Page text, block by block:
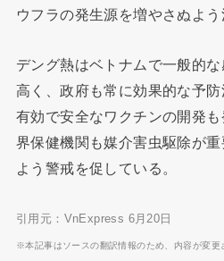
ウフラの発生源を増やさぬよう
デング熱はベトナムで一般的
高く、政府も常に効果的な予防
有効で安全なワクチンの開発
界保健機関も媒介害虫駆除が
よう警戒を促している。
引用元：VnExpress 6月20日
※本記事はソースの翻訳情報のため、内容が変更